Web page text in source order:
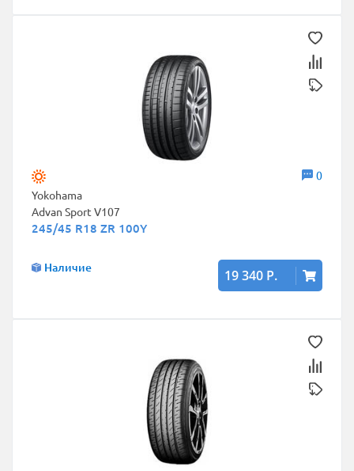
0
Yokohama
Advan Sport V107
245/45 R18 ZR 100Y
Наличие 19 340 Р.